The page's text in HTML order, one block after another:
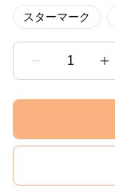
スターマーク
1